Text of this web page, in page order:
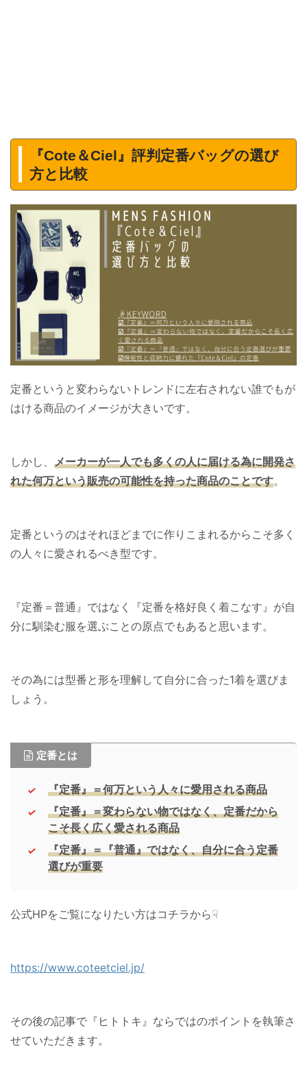
『Cote＆Ciel』評判定番バッグの選び
方と比較
定番というと変わらないトレンドに左右されない誰でもが
はける商品のイメージが大きいです。
しかし、 メーカーが一人でも多くの人に届ける為に開発さ
れた何万という販売の可能性を持った商品のことです。
定番というのはそれほどまでに作りこまれるからこそ多く
の人々に愛されるべき型です。
『定番＝普通』ではなく『定番を格好良く着こなす』が自
分に馴染む服を選ぶことの原点でもあると思います。
その為には型番と形を理解して自分に合った1着を選びま
しょう。
定番とは
『定番』＝何万という人々に愛用される商品
『定番』＝変わらない物ではなく、定番だから
こそ長く広く愛される商品
『定番』＝『普通』ではなく、自分に合う定番
選びが重要
公式HPをご覧になりたい方はコチラから☟
https://www.coteetciel.jp/
その後の記事で『ヒトトキ』ならではのポイントを執筆さ
せていただきます。